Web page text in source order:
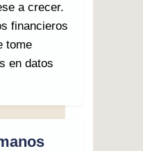
a crecer.
financieros
tome
en datos